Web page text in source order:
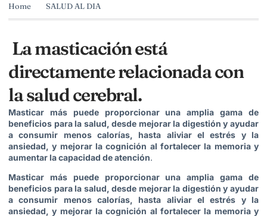
Home SALUD AL DIA
La masticación está
directamente relacionada con
la salud cerebral.
Masticar más puede proporcionar una amplia gama de
beneficios para la salud, desde mejorar la digestión y ayudar
a consumir menos calorías, hasta aliviar el estrés y la
ansiedad, y mejorar la cognición al fortalecer la memoria y
aumentar la capacidad de atención.
Masticar más puede proporcionar una amplia gama de
beneficios para la salud, desde mejorar la digestión y ayudar
a consumir menos calorías, hasta aliviar el estrés y la
ansiedad, y mejorar la cognición al fortalecer la memoria y